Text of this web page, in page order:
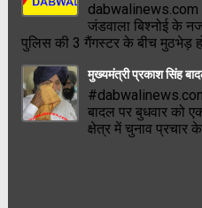
dabwalinews.com
जंडवाला बिश्नोई के
पुलिस की 3 गैंगस्टर के बीच मुठभेड़
मुख्यमंत्री प्रकाश सिंह
बादल पर बुधवार को
क्षेत्र में चुनाव प्रचार